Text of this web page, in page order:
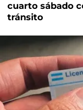
cuarto sábado
tránsito